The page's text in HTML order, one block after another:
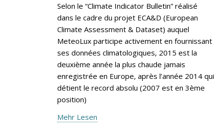
Selon le “Climate Indicator Bulletin” réalisé
dans le cadre du projet ECA&D (European
Climate Assessment & Dataset) auquel
MeteoLux participe activement en fournissant
ses données climatologiques, 2015 est la
deuxième année la plus chaude jamais
enregistrée en Europe, après l’année 2014 qui
détient le record absolu (2007 est en 3ème
position)
Mehr Lesen